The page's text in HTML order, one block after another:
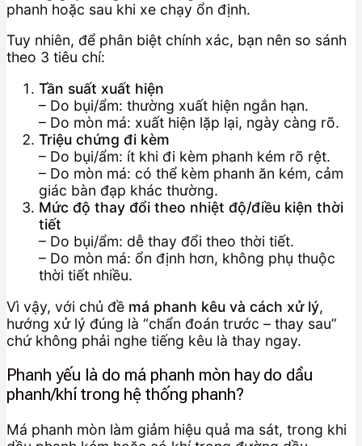
phanh hoặc sau khi xe chạy ổn định.
Tuy nhiên, để phân biệt chính xác, bạn nên so sánh
theo 3 tiêu chí:
Tần suất xuất hiện
– Do bụi/ẩm: thường xuất hiện ngắn hạn.
– Do mòn má: xuất hiện lặp lại, ngày càng rõ.
Triệu chứng đi kèm
– Do bụi/ẩm: ít khi đi kèm phanh kém rõ rệt.
– Do mòn má: có thể kèm phanh ăn kém, cảm
giác bàn đạp khác thường.
Mức độ thay đổi theo nhiệt độ/điều kiện thời
tiết
– Do bụi/ẩm: dễ thay đổi theo thời tiết.
– Do mòn má: ổn định hơn, không phụ thuộc
thời tiết nhiều.
Vì vậy, với chủ đề má phanh kêu và cách xử lý,
hướng xử lý đúng là “chẩn đoán trước – thay sau”
chứ không phải nghe tiếng kêu là thay ngay.
Phanh yếu là do má phanh mòn hay do dầu
phanh/khí trong hệ thống phanh?
Má phanh mòn làm giảm hiệu quả ma sát, trong khi